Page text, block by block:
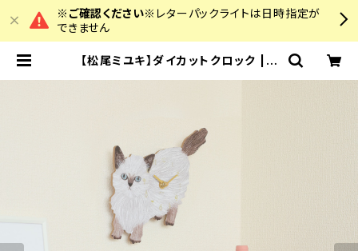
※ご確認ください※ レターパックライトは日時指定が
できません
【松尾ミユキ】ダイカットクロック | c